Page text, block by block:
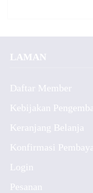
LAMAN
Daftar Member
Kebijakan
Keranjang Belanja
Konfirmasi
Login
Pesanan